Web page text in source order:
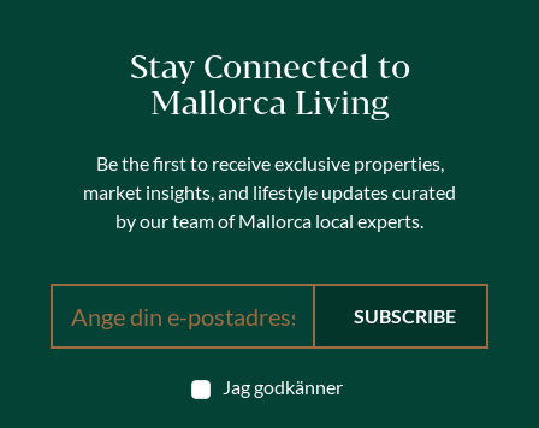
Stay Connected to
Mallorca Living
Be the first to receive exclusive properties,
market insights, and lifestyle updates curated
by our team of Mallorca local experts.
Jag godkänner